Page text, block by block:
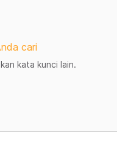
cari
kata kunci lain.